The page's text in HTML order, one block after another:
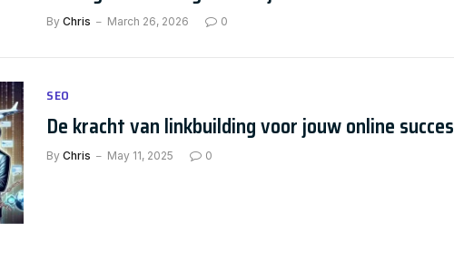
By Chris March 26, 2026 0
SEO
De kracht van linkbuilding voor jouw online succes
By Chris May 11, 2025 0